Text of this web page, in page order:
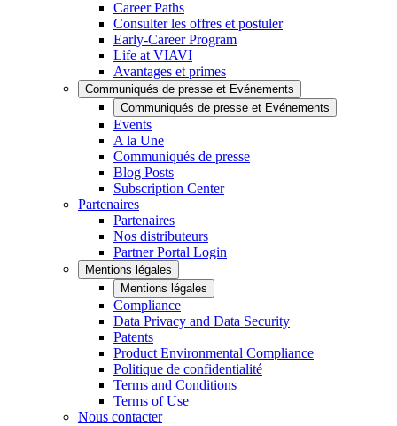
Career Paths
Consulter les offres et postuler
Early-Career Program
Life at VIAVI
Avantages et primes
Communiqués de presse et Evénements
Communiqués de presse et Evénements
Events
A la Une
Communiqués de presse
Blog Posts
Subscription Center
Partenaires
Partenaires
Nos distributeurs
Partner Portal Login
Mentions légales
Mentions légales
Compliance
Data Privacy and Data Security
Patents
Product Environmental Compliance
Politique de confidentialité
Terms and Conditions
Terms of Use
Nous contacter